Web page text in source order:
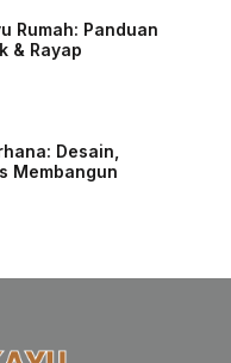
Rumah: Panduan
& Rayap
Desain,
Membangun